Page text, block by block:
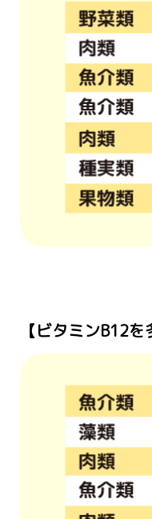
【ビタミンB12